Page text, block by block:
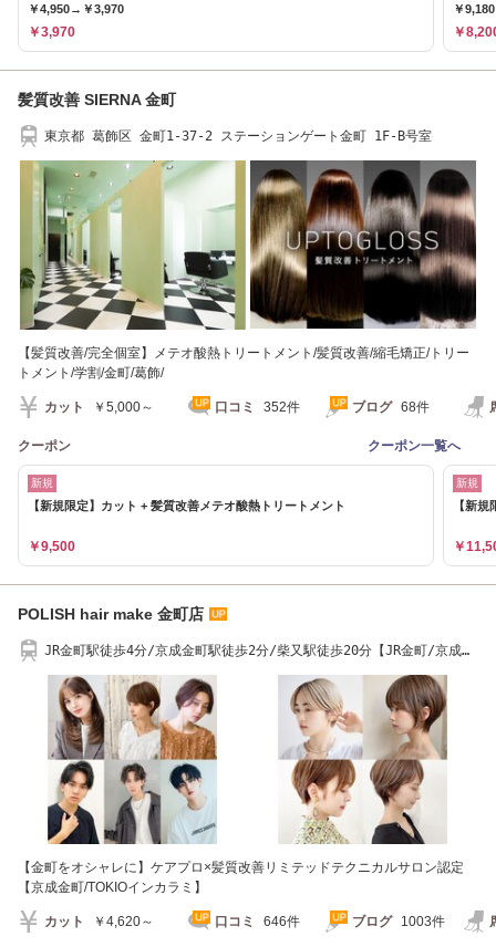
￥4,950→￥3,970
￥3,970
￥
￥
髪質改善 SIERNA 金町
東京都 葛飾区 金町1-37-2 ステーションゲート金町 1F-B号室
【髪質改善/完全個室】メテオ酸熱トリートメント/髪質改善/縮毛矯正/トリー
トメント/学割/金町/葛飾/
カット ￥5,000～ 口コミ 352件 ブログ 68件
クーポン クーポン一覧へ
新規
【新規限定】カット + 髪質改善メテオ酸熱トリートメント
￥9,500
新規
【新
￥
POLISH hair make 金町店
JR金町駅徒歩4分/京成金町駅徒歩2分/柴又駅徒歩20分【JR金町/京成金
【金町をオシャレに】ケアプロ×髪質改善リミテッドテクニカルサロン認定
【京成金町/TOKIOインカラミ】
カット ￥4,620～ 口コミ 646件 ブログ 1003件